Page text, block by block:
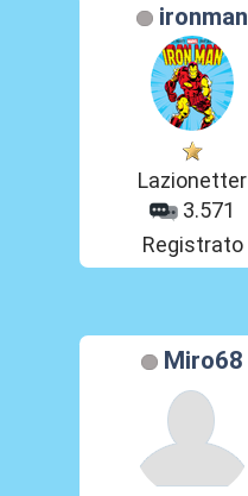
ironman
Lazionetter
3.571
Registrato
Miro68